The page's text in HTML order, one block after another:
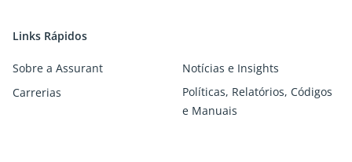
Links Rápidos
Sobre a Assurant
Notícias e Insights
Carrerias
Políticas, Relatórios, Códigos
e Manuais